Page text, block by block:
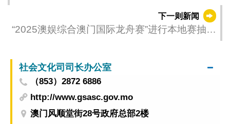
下一则新闻
“2025澳娱综合澳门国际龙舟赛”进行本地赛抽签
社会文化司司长办公室
（853）2872 6886
http://www.gsasc.gov.mo
澳门风顺堂街28号政府总部2楼